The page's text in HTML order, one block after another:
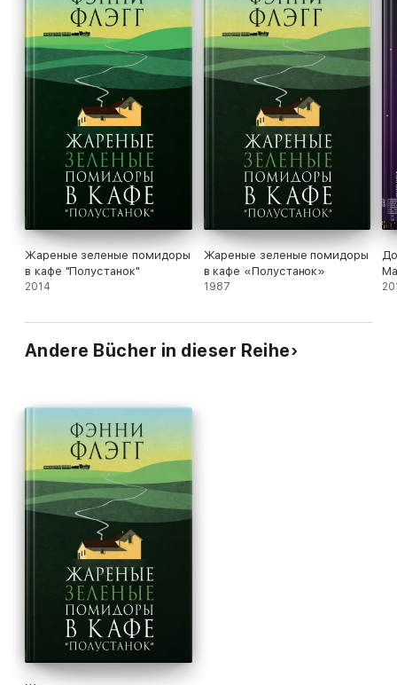
Жареные зеленые помидоры
в кафе "Полустанок"
2014
Жареные зеленые помидоры
в кафе «Полустанок»
1987
Andere Bücher in dieser Reihe